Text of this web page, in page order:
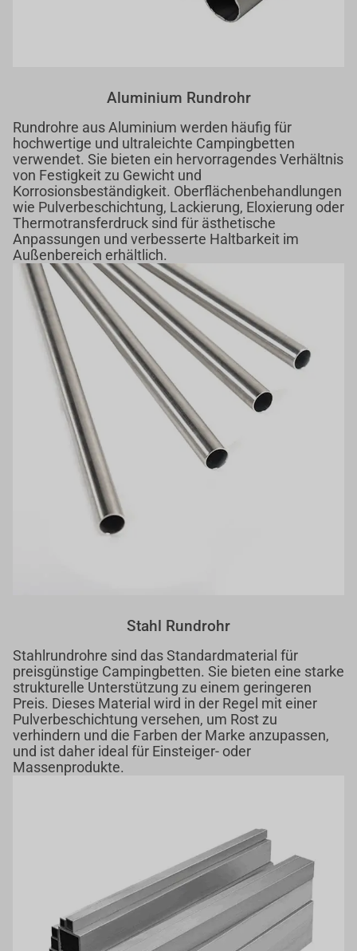
Aluminium Rundrohr
Rundrohre aus Aluminium werden häufig für
hochwertige und ultraleichte Campingbetten
verwendet. Sie bieten ein hervorragendes Verhältnis
von Festigkeit zu Gewicht und
Korrosionsbeständigkeit. Oberflächenbehandlungen
wie Pulverbeschichtung, Lackierung, Eloxierung oder
Thermotransferdruck sind für ästhetische
Anpassungen und verbesserte Haltbarkeit im
Außenbereich erhältlich.
Stahl Rundrohr
Stahlrundrohre sind das Standardmaterial für
preisgünstige Campingbetten. Sie bieten eine starke
strukturelle Unterstützung zu einem geringeren
Preis. Dieses Material wird in der Regel mit einer
Pulverbeschichtung versehen, um Rost zu
verhindern und die Farben der Marke anzupassen,
und ist daher ideal für Einsteiger- oder
Massenprodukte.